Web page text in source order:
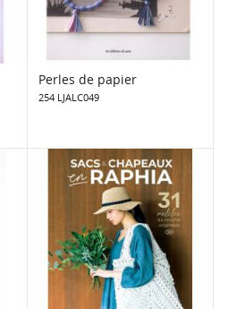
Perles de papier
254 LJALC049